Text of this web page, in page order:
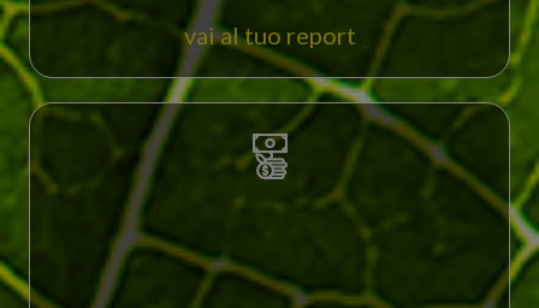
vai al tuo report